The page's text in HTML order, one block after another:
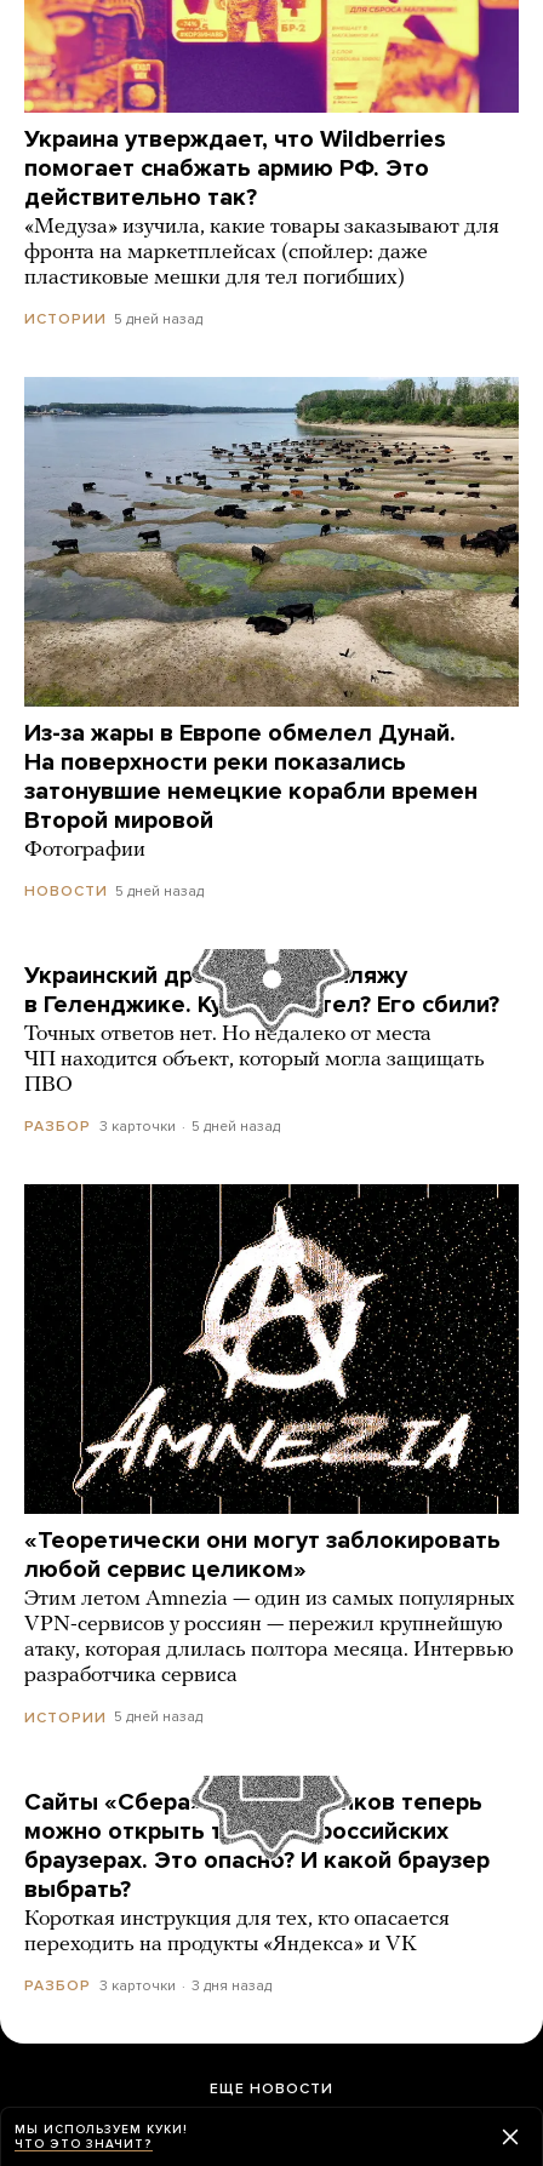
Украина утверждает, что Wildberries
помогает снабжать армию РФ. Это
действительно так?
«Медуза» изучила, какие товары заказывают для
фронта на маркетплейсах (спойлер: даже
пластиковые мешки для тел погибших)
ИСТОРИИ 5 дней назад
Из-за жары в Европе обмелел Дунай.
На поверхности реки показались
затонувшие немецкие корабли времен
Второй мировой
Фотографии
НОВОСТИ 5 дней назад
Украинский дрон попал по пляжу
в Геленджике. Куда он летел? Его сбили?
Точных ответов нет. Но недалеко от места
ЧП находится объект, который могла защищать
ПВО
РАЗБОР 3 карточки 5 дней назад
«Теоретически они могут заблокировать
любой сервис целиком»
Этим летом Amnezia — один из самых популярных
VPN-сервисов у россиян — пережил крупнейшую
атаку, которая длилась полтора месяца. Интервью
разработчика сервиса
ИСТОРИИ 5 дней назад
Сайты «Сбера» и других банков теперь
можно открыть только в российских
браузерах. Это опасно? И какой браузер
выбрать?
Короткая инструкция для тех, кто опасается
переходить на продукты «Яндекса» и VK
РАЗБОР 3 карточки 3 дня назад
ЕЩЕ НОВОСТИ
Более 20 российских фигуристов получили
МЫ ИСПОЛЬЗУЕМ КУКИ!
ЧТО ЭТО ЗНАЧИТ?